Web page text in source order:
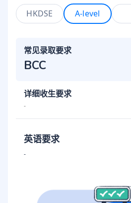
HKDSE A-level
常见录取要求
BCC
详细收生要求
-
英语要求
-